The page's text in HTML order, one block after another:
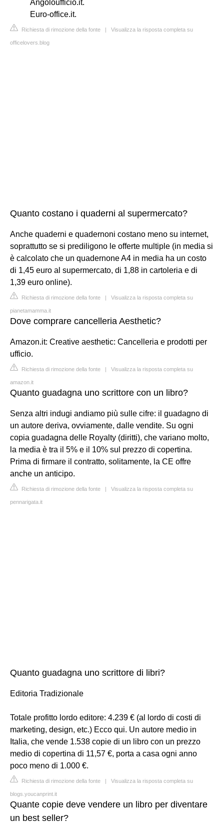
Angoloufficio.it.
Euro-office.it.
Richiesta di rimozione della fonte | Visualizza la risposta completa su
officelovers.blog
Quanto costano i quaderni al supermercato?
Anche quaderni e quadernoni costano meno su internet,
soprattutto se si prediligono le offerte multiple (in media si
è calcolato che un quadernone A4 in media ha un costo
di 1,45 euro al supermercato, di 1,88 in cartoleria e di
1,39 euro online).
Richiesta di rimozione della fonte | Visualizza la risposta completa su
pianetamamma.it
Dove comprare cancelleria Aesthetic?
Amazon.it: Creative aesthetic: Cancelleria e prodotti per
ufficio.
Richiesta di rimozione della fonte | Visualizza la risposta completa su
amazon.it
Quanto guadagna uno scrittore con un libro?
Senza altri indugi andiamo più sulle cifre: il guadagno di
un autore deriva, ovviamente, dalle vendite. Su ogni
copia guadagna delle Royalty (diritti), che variano molto,
la media è tra il 5% e il 10% sul prezzo di copertina.
Prima di firmare il contratto, solitamente, la CE offre
anche un anticipo.
Richiesta di rimozione della fonte | Visualizza la risposta completa su
pennarigata.it
Quanto guadagna uno scrittore di libri?
Editoria Tradizionale
Totale profitto lordo editore: 4.239 € (al lordo di costi di
marketing, design, etc.) Ecco qui. Un autore medio in
Italia, che vende 1.538 copie di un libro con un prezzo
medio di copertina di 11,57 €, porta a casa ogni anno
poco meno di 1.000 €.
Richiesta di rimozione della fonte | Visualizza la risposta completa su
blogs.youcanprint.it
Quante copie deve vendere un libro per diventare
un best seller?